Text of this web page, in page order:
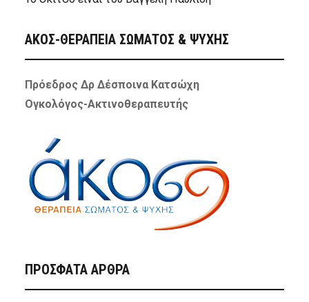
ΑΚΟΣ-ΘΕΡΑΠΕΙΑ ΣΩΜΑΤΟΣ & ΨΥΧΗΣ
Πρόεδρος Δρ Δέσποινα Κατσώχη
Ογκολόγος-Ακτινοθεραπευτής
ΠΡΌΣΦΑΤΑ ΆΡΘΡΑ